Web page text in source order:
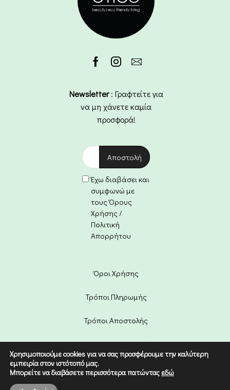
Newsletter: Γραφτείτε για
να μη χάνετε καμία
προσφορά!
Έχω διαβάσει και
συμφωνώ με
τους Όρους
Χρήσης /
Πολιτική
Απορρήτου
Όροι Χρήσης
Τρόποι Πληρωμής
Τρόποι Αποστολής
Πολιτική Επιστροφών
Copyright © 2022 Etico. Designed
Χρησιμοποιούμε cookies για να σας προσφέρουμε την καλύτερη
εμπειρία στον ιστότοπό μας.
Μπορείτε να διαβάσετε περισσότερα πατώντας εδώ